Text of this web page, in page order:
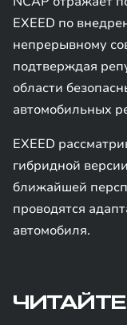
EXEED по
непрерывному
подтверждая
области
автомобильных
EXEED
гибридной
ближайшей
проводятся
автомобиля.